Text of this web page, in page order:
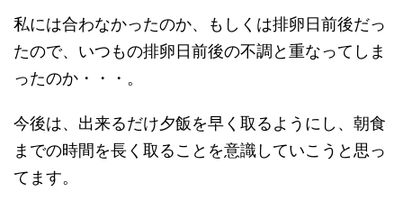
私には合わなかったのか、もしくは排卵日前後だっ
たので、いつもの排卵日前後の不調と重なってしま
ったのか・・・。
今後は、出来るだけ夕飯を早く取るようにし、朝食
までの時間を長く取ることを意識していこうと思っ
てます。